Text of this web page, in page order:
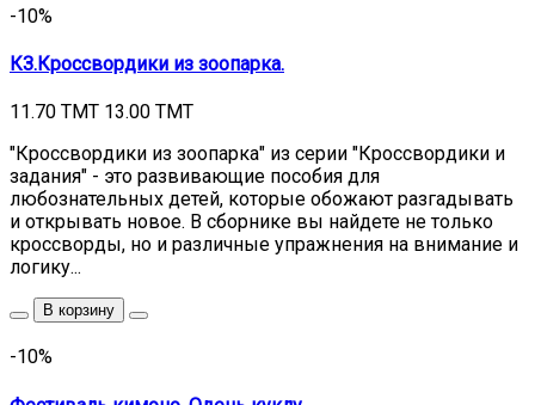
-10%
КЗ.Кроссвордики из зоопарка.
11.70 TMT 13.00 TMT
"Кроссвордики из зоопарка" из серии "Кроссвордики и
задания" - это развивающие пособия для
любознательных детей, которые обожают разгадывать
и открывать новое. В сборнике вы найдете не только
кроссворды, но и различные упражнения на внимание и
логику...
В корзину
-10%